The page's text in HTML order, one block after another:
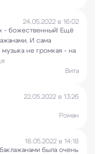
24.05.2022 в 16:02
- божественный! Ещё
И сама
музыка не громкая - на
Вита
22.05.2022 в 13:26
Роман
18.05.2022 в 14:18
была очень